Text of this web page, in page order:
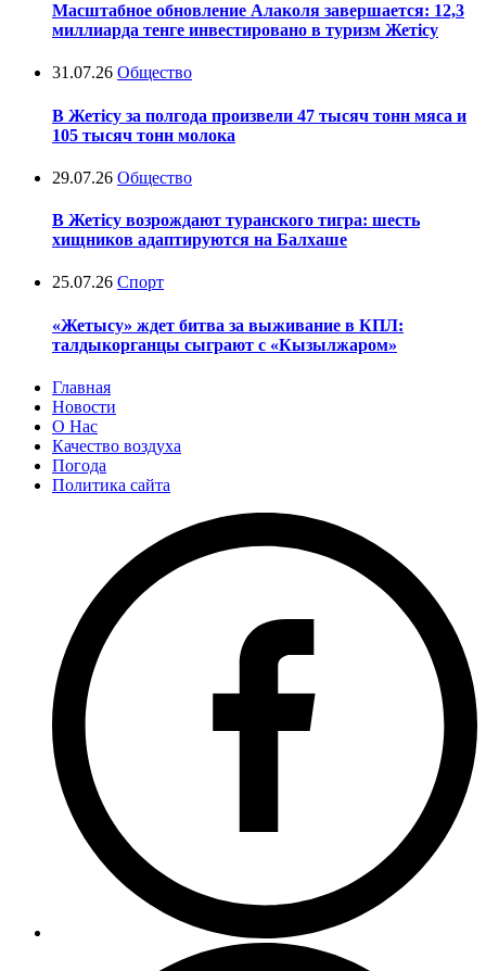
Масштабное обновление Алаколя завершается: 12,3
миллиарда тенге инвестировано в туризм Жетісу
31.07.26 Общество
В Жетісу за полгода произвели 47 тысяч тонн мяса и
105 тысяч тонн молока
29.07.26 Общество
В Жетісу возрождают туранского тигра: шесть
хищников адаптируются на Балхаше
25.07.26 Спорт
«Жетысу» ждет битва за выживание в КПЛ:
талдыкорганцы сыграют с «Кызылжаром»
Главная
Новости
О Нас
Качество воздуха
Погода
Политика сайта